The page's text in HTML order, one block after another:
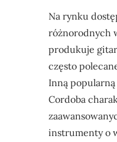
Na rynku
różnorodnych
produkuje
często
Inną
Cordoba
instrumenty o